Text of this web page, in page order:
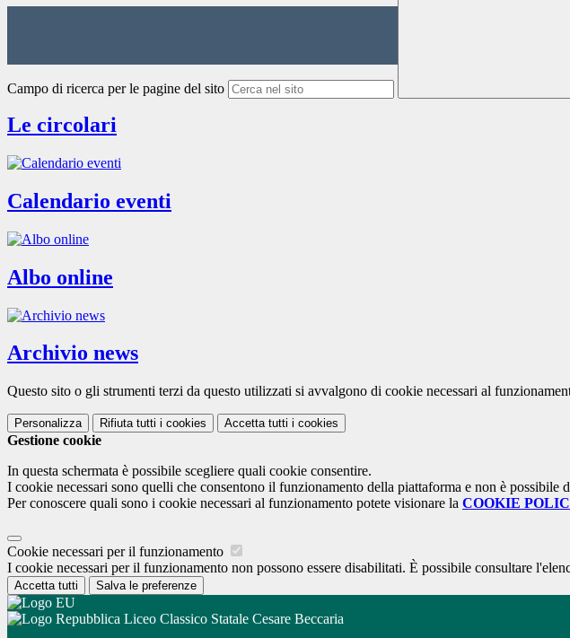
Campo di ricerca per le pagine del sito
Le circolari
Calendario eventi
Albo online
Archivio news
Questo sito o gli strumenti terzi da questo utilizzati si avvalgono di cookie necessari al
Personalizza Rifiuta tutti i cookies Accetta tutti i cookies
Gestione cookie
In questa schermata è possibile scegliere quali cookie consentire.
I cookie necessari sono quelli che consentono il funzionamento della piattaforma e non è possibile
Per conoscere quali sono i cookie necessari al funzionamento potete visionare la COOKIE
Cookie necessari per il funzionamento
I cookie necessari per il funzionamento non possono essere disabilitati. È possibile consultare
Accetta tutti Salva le preferenze
Liceo Classico Statale Cesare Beccaria